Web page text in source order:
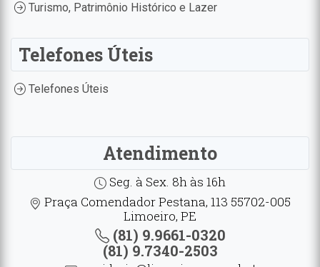
Turismo, Patrimônio Histórico e Lazer
Telefones Úteis
Telefones Úteis
Atendimento
Seg. à Sex. 8h às 16h
Praça Comendador Pestana, 113 55702-005
Limoeiro, PE
(81) 9.9661-0320
(81) 9.7340-2503